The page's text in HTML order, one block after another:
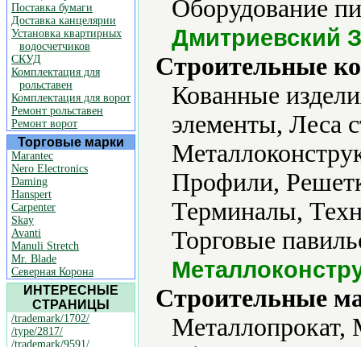
Поставка бумаги
Доставка канцелярии
Установка квартирных
водосчетчиков
СКУД
Комплектация для
рольставен
Комплектация для ворот
Ремонт рольставен
Ремонт ворот
Торговые марки
Marantec
Nero Electronics
Daming
Hanspert
Carpenter
Skay
Avanti
Manuli Stretch
Mr. Blade
Северная Корона
ИНТЕРЕСНЫЕ
СТРАНИЦЫ
/trademark/1702/
/type/2817/
/trademark/9591/
Оборудование
Дмитриевский
Строительные
Кованные
элементы, Леса
Профили,
Терминалы,
Торговые
Строительные
Металлопрокат,